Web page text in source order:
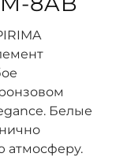
Белые
атмосферу.